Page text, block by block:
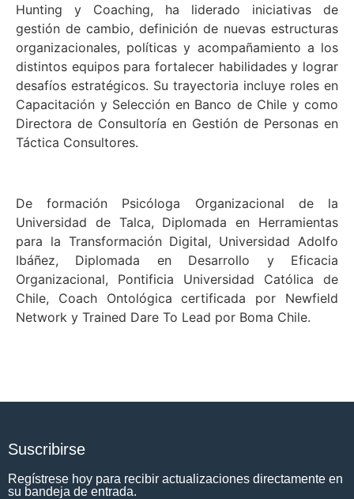
Hunting y Coaching, ha liderado iniciativas de
gestión de cambio, definición de nuevas estructuras
organizacionales, políticas y acompañamiento a los
distintos equipos para fortalecer habilidades y lograr
desafíos estratégicos. Su trayectoria incluye roles en
Capacitación y Selección en Banco de Chile y como
Directora de Consultoría en Gestión de Personas en
Táctica Consultores.
De formación Psicóloga Organizacional de la
Universidad de Talca, Diplomada en Herramientas
para la Transformación Digital, Universidad Adolfo
Ibáñez, Diplomada en Desarrollo y Eficacia
Organizacional, Pontificia Universidad Católica de
Chile, Coach Ontológica certificada por Newfield
Network y Trained Dare To Lead por Boma Chile.
Suscribirse
Regístrese hoy para recibir actualizaciones directamente en
su bandeja de entrada.